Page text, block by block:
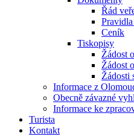
Řád
Ceník
Tiskopisy
Žádost
Žádost
Žádosti
Informace z
Obecně závazné
Informace ke
Turista
Kontakt